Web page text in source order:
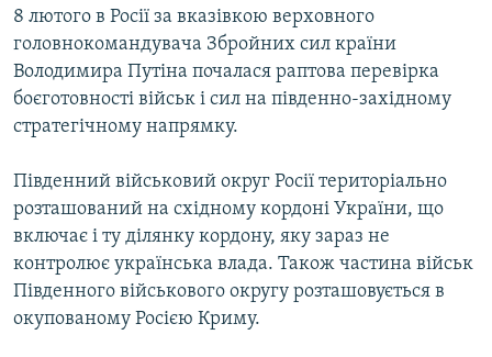
8 лютого в Росії за вказівкою верховного
головнокомандувача Збройних сил країни
Володимира Путіна почалася раптова перевірка
боєготовності військ і сил на південно-західному
стратегічному напрямку.
Південний військовий округ Росії територіально
розташований на східному кордоні України, що
включає і ту ділянку кордону, яку зараз не
контролює українська влада. Також частина військ
Південного військового округу розташовується в
окупованому Росією Криму.